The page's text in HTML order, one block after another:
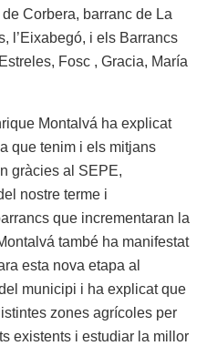
Corbera, barranc de La
l’Eixabegó, i els Barrancs
Fosc , Gracia, María
Montalvá ha explicat
que tenim i els mitjans
gràcies al SEPE,
nostre terme i
que incrementaran la
també ha manifestat
esta nova etapa al
municipi i ha explicat que
zones agrícoles per
existents i estudiar la millor